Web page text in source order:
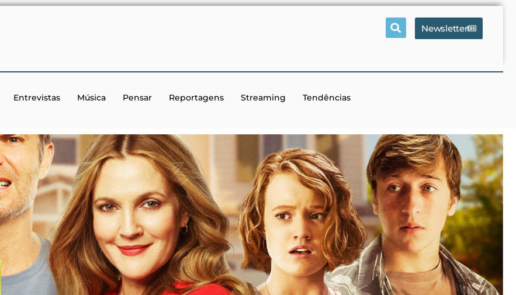
Newsletter
Entrevistas Música Pensar Reportagens Streaming Tendências